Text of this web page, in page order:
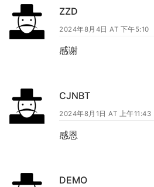
ZZD
2024年8月4日 AT 下午5:10
感谢
CJNBT
2024年8月1日 AT 上午11:43
感恩
DEMO